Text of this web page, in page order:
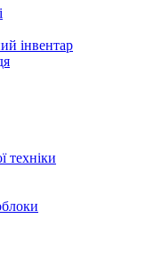
інвентар
техніки